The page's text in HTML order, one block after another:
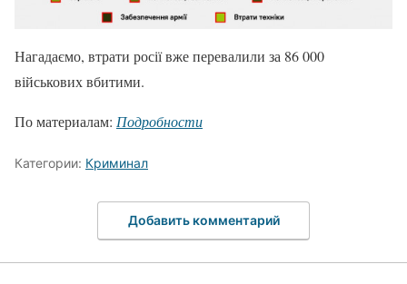
Нагадаємо, втрати росії вже перевалили за 86 000
військових вбитими.
По материалам: Подробности
Категории: Криминал
Добавить комментарий